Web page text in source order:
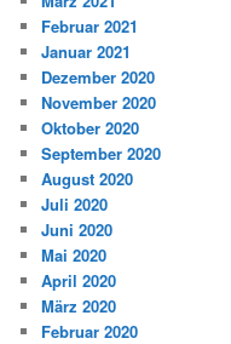
Februar 2021
Januar 2021
Dezember 2020
November 2020
Oktober 2020
September 2020
August 2020
Juli 2020
Juni 2020
Mai 2020
April 2020
März 2020
Februar 2020